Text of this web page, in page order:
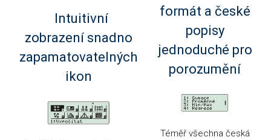
Intuitivní
zobrazení snadno
zapamatovatelných
ikon
formát a české
popisy
jednoduché pro
porozumění
Téměř všechna česká